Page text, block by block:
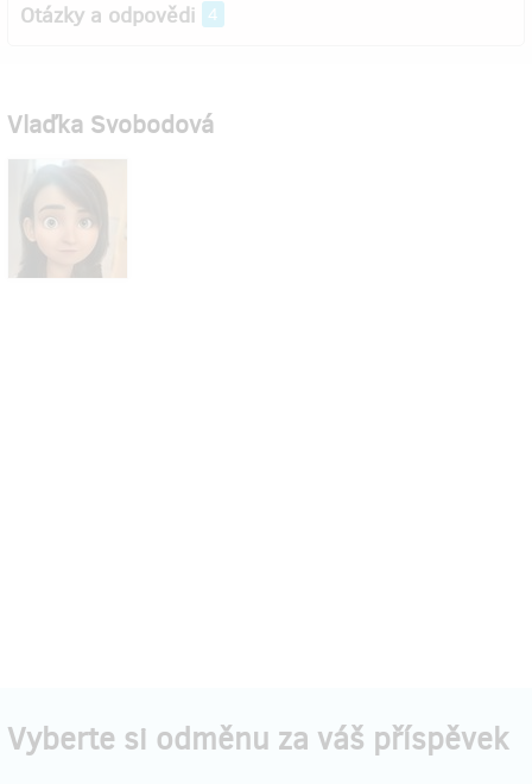
Otázky a odpovědi 4
Vlaďka Svobodová
Vyberte si odměnu za váš příspěvek